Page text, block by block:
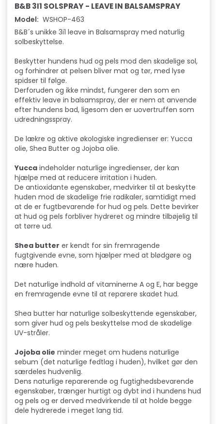
B&B 3I1 SOLSPRAY - LEAVE IN BALSAMSPRAY
Model: WSHOP-463
B&B´s unikke 3i1 leave in Balsamspray med naturlig
solbeskyttelse.
Beskytter hundens hud og pels mod den skadelige sol,
og forhindrer at pelsen bliver mat og tør, med lyse
spidser til følge.
Derforuden og ikke mindst, fungerer den som en
effektiv leave in balsamspray, der er nem at anvende
efter hundens bad, ligesom den er uovertruffen som
udredningsspray.
De lækre og aktive økologiske ingredienser er: Yucca
olie, Shea Butter og Jojoba olie.
Yucca indeholder naturlige ingredienser, der kan
hjælpe med at reducere irritation i huden.
De antioxidante egenskaber, medvirker til at beskytte
huden mod de skadelige frie radikaler, samtidigt med
at de er fugtbevarende for hud og pels. Dette bevirker
at hud og pels forbliver hydreret og mindre tilbøjelig til
at tørre ud.
Shea butter er kendt for sin fremragende
fugtgivende evne, som hjælper med at blødgøre og
nære huden.
Det naturlige indhold af vitaminerne A og E, har begge
en fremragende evne til at reparere skadet hud.
Shea butter har naturlige solbeskyttende egenskaber,
som giver hud og pels beskyttelse mod de skadelige
UV-stråler.
Jojoba olie minder meget om hudens naturlige
sebum (det naturlige fedtlag i huden), hvilket gør den
særdeles hudvenlig.
Dens naturlige reparerende og fugtighedsbevarende
egenskaber, trænger hurtigt og dybt ind i hundens hud
og pels og er derved medvirkende til at holde begge
dele hydrerede i meget lang tid.